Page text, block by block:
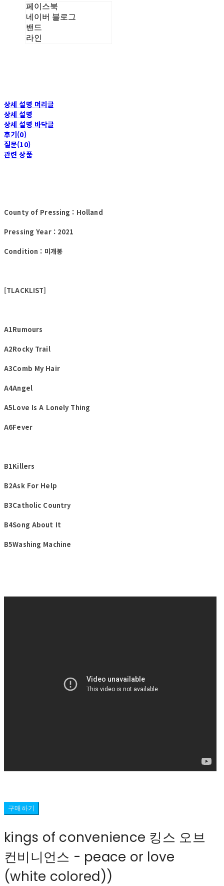
페이스북
네이버 블로그
밴드
라인
상세 설명 머리글
상세 설명
상세 설명 바닥글
후기(0)
질문(10)
관련 상품
County of Pressing : Holland
Pressing Year : 2021
Condition : 미개봉
[TLACKLIST]
A1Rumours
A2Rocky Trail
A3Comb My Hair
A4Angel
A5Love Is A Lonely Thing
A6Fever
B1Killers
B2Ask For Help
B3Catholic Country
B4Song About It
B5Washing Machine
구매하기
kings of convenience 킹스 오브
컨비니언스 - peace or love
(white colored))